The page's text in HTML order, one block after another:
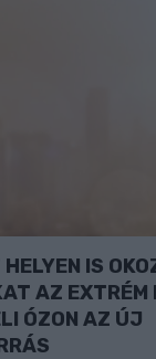
HELYEN IS
AZ EXTRÉM
ÓZON AZ ÚJ